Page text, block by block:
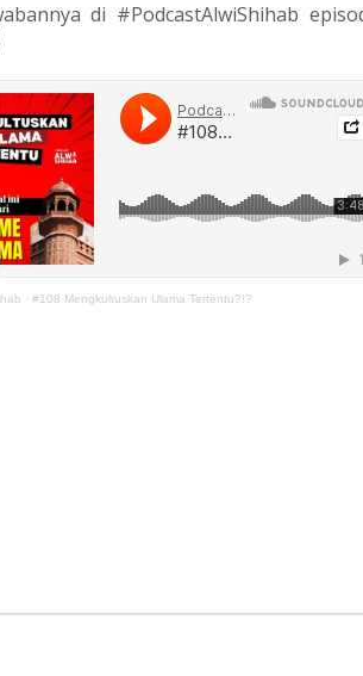
di #PodcastAlwiShihab
· #108 Mengkultuskan Ulama Tertentu?!?